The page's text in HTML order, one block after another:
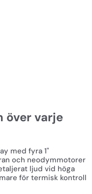
över varje
med fyra 1"
och neodymmotorer
ljud vid höga
för termisk kontroll